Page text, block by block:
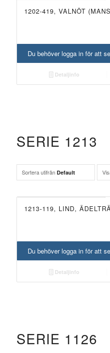
1202-419, VALNÖT
Du behöver logga in för att
Detaljinfo
SERIE 1213
Sortera utifrån Default
1213-119, LIND,
Du behöver logga in för att
Detaljinfo
SERIE 1126